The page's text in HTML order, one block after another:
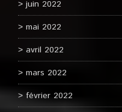
juin 2022
mai 2022
avril 2022
mars 2022
février 2022